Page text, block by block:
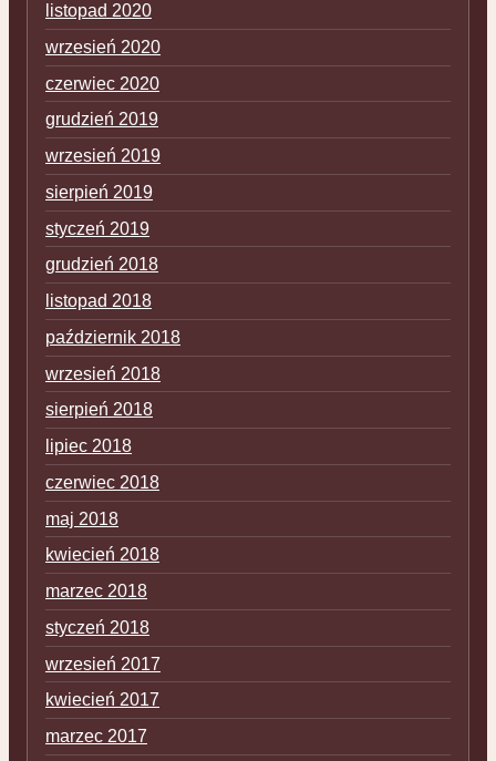
listopad 2020
wrzesień 2020
czerwiec 2020
grudzień 2019
wrzesień 2019
sierpień 2019
styczeń 2019
grudzień 2018
listopad 2018
październik 2018
wrzesień 2018
sierpień 2018
lipiec 2018
czerwiec 2018
maj 2018
kwiecień 2018
marzec 2018
styczeń 2018
wrzesień 2017
kwiecień 2017
marzec 2017